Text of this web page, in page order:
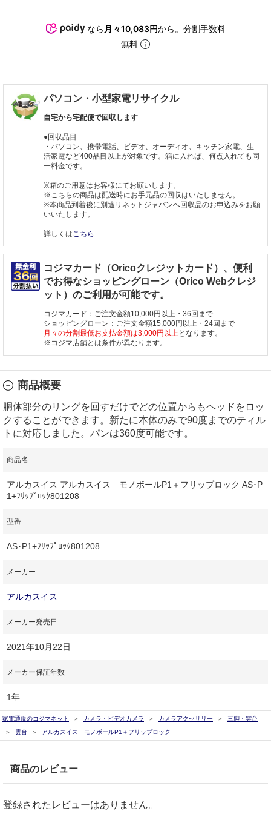
なら 月々10,083円から。分割手数料
無料
パソコン・小型家電リサイクル
自宅から宅配便で回収します
●回収品目
・パソコン、携帯電話、ビデオ、オーディオ、キッチン家電、生
活家電など400品目以上が対象です。箱に入れば、何点入れても同
一料金です。
※箱のご用意はお客様にてお願いします。
※こちらの商品は配送時にお手元品の回収はいたしません。
※本商品到着後に別途リネットジャパンへ回収品のお申込みをお願
いいたします。
詳しくはこちら
コジマカード（Oricoクレジットカード）、便利
でお得なショッピングローン（Orico Webクレジ
ット）のご利用が可能です。
コジマカード：ご注文金額10,000円以上・36回まで
ショッピングローン：ご注文金額15,000円以上・24回まで
月々の分割最低お支払金額は3,000円以上となります。
※コジマ店舗とは条件が異なります。
商品概要
胴体部分のリングを回すだけでどの位置からもヘッドをロッ
クすることができます。新たに本体のみで90度までのティル
トに対応しました。パンは360度可能です。
商品名
アルカスイス アルカスイス モノボールP1＋フリップロック AS･P
1+ﾌﾘｯﾌﾟﾛｯｸ801208
型番
AS･P1+ﾌﾘｯﾌﾟﾛｯｸ801208
メーカー
アルカスイス
メーカー発売日
2021年10月22日
メーカー保証年数
1年
家電通販のコジマネット カメラ・ビデオカメラ カメラアクセサリー
三脚・雲台
雲台
アルカスイス モノボールP1＋フリップロック
商品のレビュー
登録されたレビューはありません。